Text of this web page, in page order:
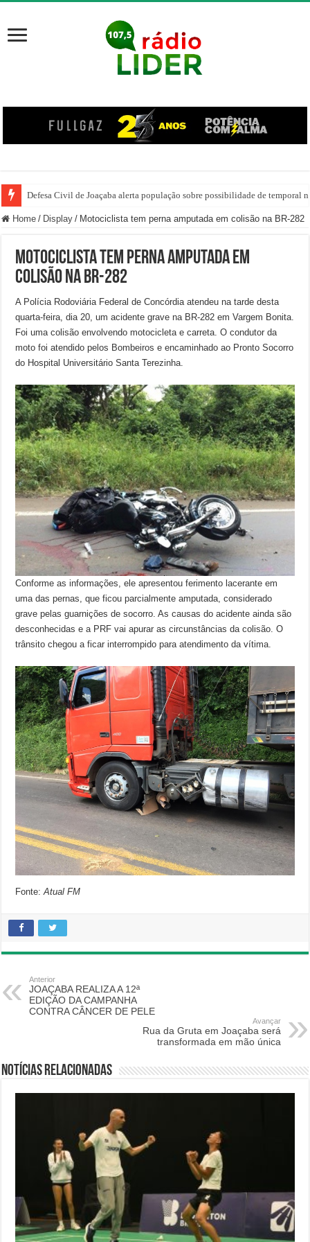
Defesa Civil de Joaçaba alerta população sobre possibilidade de temporal
Home / Display / Motociclista tem perna amputada em colisão na BR-282
Motociclista tem perna amputada em
colisão na BR-282
A Polícia Rodoviária Federal de Concórdia atendeu na tarde desta
quarta-feira, dia 20, um acidente grave na BR-282 em Vargem Bonita.
Foi uma colisão envolvendo motocicleta e carreta. O condutor da
moto foi atendido pelos Bombeiros e encaminhado ao Pronto Socorro
do Hospital Universitário Santa Terezinha.
Conforme as informações, ele apresentou ferimento lacerante em
uma das pernas, que ficou parcialmente amputada, considerado
grave pelas guarnições de socorro. As causas do acidente ainda são
desconhecidas e a PRF vai apurar as circunstâncias da colisão. O
trânsito chegou a ficar interrompido para atendimento da vítima.
Fonte:Atual FM
Anterior
JOAÇABA REALIZA A 12ª
EDIÇÃO DA CAMPANHA
CONTRA CÂNCER DE PELE
Avançar
Rua da Gruta em Joaçaba será
transformada em mão única
Notícias relacionadas